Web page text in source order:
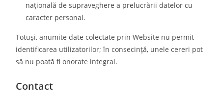
națională de supraveghere a prelucrării datelor cu
caracter personal.
Totuși, anumite date colectate prin Website nu permit
identificarea utilizatorilor; în consecință, unele cereri pot
să nu poată fi onorate integral.
Contact